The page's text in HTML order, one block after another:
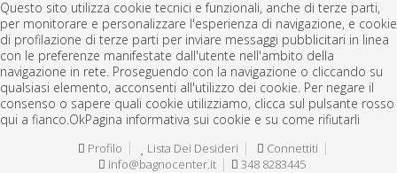
Questo sito utilizza cookie tecnici e funzionali, anche di terze parti,
per monitorare e personalizzare l'esperienza di navigazione, e cookie
di profilazione di terze parti per inviare messaggi pubblicitari in linea
con le preferenze manifestate dall'utente nell'ambito della
navigazione in rete. Proseguendo con la navigazione o cliccando su
qualsiasi elemento, acconsenti all'utilizzo dei cookie. Per negare il
consenso o sapere quali cookie utilizziamo, clicca sul pulsante rosso
qui a fianco.OkPagina informativa sui cookie e su come rifiutarli
Profilo Lista Dei Desideri
Connettiti
info@bagnocenter.it
348 8283445